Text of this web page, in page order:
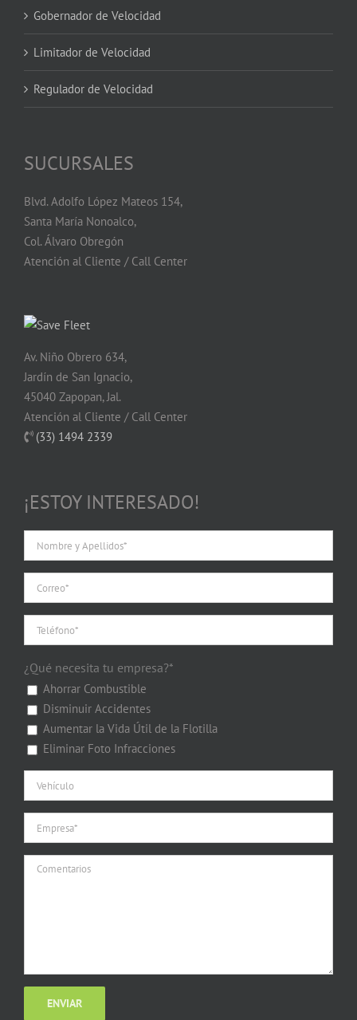
Gobernador de Velocidad
Limitador de Velocidad
Regulador de Velocidad
SUCURSALES
Blvd. Adolfo López Mateos 154,
Santa María Nonoalco,
Col. Álvaro Obregón
Atención al Cliente / Call Center
Av. Niño Obrero 634,
Jardín de San Ignacio,
45040 Zapopan, Jal.
Atención al Cliente / Call Center
(33) 1494 2339
¡ESTOY INTERESADO!
¿Qué necesita tu empresa?*
Ahorrar Combustible
Disminuir Accidentes
Aumentar la Vida Útil de la Flotilla
Eliminar Foto Infracciones